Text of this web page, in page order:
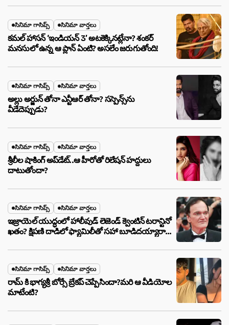
సినిమా గాసిప్స్ సినిమా వార్తలు
కమల్ హాసన్ ‘ఇండియన్ 3’ అటకెక్కినట్లేనా? శంకర్
మనసులో ఉన్న ఆ ప్లాన్ ఏంటి? అసలేం జరుగుతోంది!
సినిమా గాసిప్స్ సినిమా వార్తలు
అల్లు అర్జున్ తోనా ఎన్టీఆర్ తోనా? సస్పెన్స్‌ను
వీడేదెప్పుడు?
సినిమా గాసిప్స్ సినిమా వార్తలు
శ్రీలీల షాకింగ్ అప్‌డేట్..ఆ హీరోతో రిలేషన్ హద్దులు
దాటుతోందా?
సినిమా గాసిప్స్ సినిమా వార్తలు
ఇజ్రాయెల్ యుద్ధంలో హాలీవుడ్ లెజెండ్ క్వెంటిన్ టరాన్టినో
ఖతం? క్షిపణి దాడిలో ఫ్యామిలీతో సహా బూడిదయ్యారా?
సినిమా గాసిప్స్ సినిమా వార్తలు
రామ్ కి భాగ్యశ్రీ బోర్సే బ్రేకప్ చెప్పేసిందా?మరి ఆ వీడియోల
మాటేంటి?